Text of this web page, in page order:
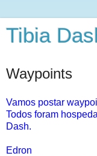
Tibia
Waypoints
Vamos postar
Todos foram
Dash.
Edron